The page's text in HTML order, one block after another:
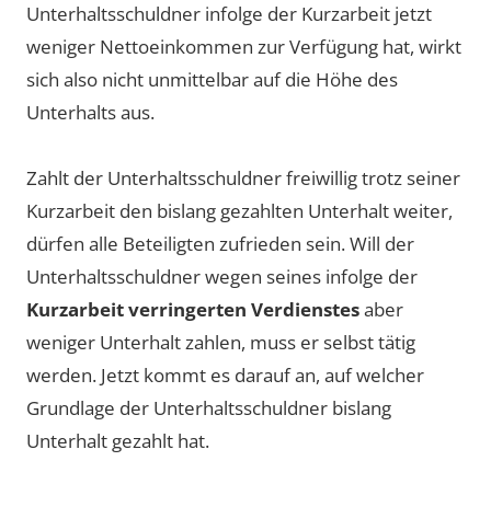
Unterhaltsschuldner infolge der Kurzarbeit jetzt
weniger Nettoeinkommen zur Verfügung hat, wirkt
sich also nicht unmittelbar auf die Höhe des
Unterhalts aus.
Zahlt der Unterhaltsschuldner freiwillig trotz seiner
Kurzarbeit den bislang gezahlten Unterhalt weiter,
dürfen alle Beteiligten zufrieden sein. Will der
Unterhaltsschuldner wegen seines infolge der
Kurzarbeit verringerten Verdienstesaber
weniger Unterhalt zahlen, muss er selbst tätig
werden. Jetzt kommt es darauf an, auf welcher
Grundlage der Unterhaltsschuldner bislang
Unterhalt gezahlt hat.